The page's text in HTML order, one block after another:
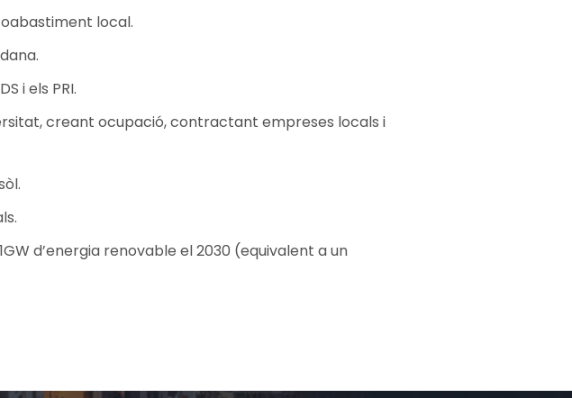
local.
i els PRI.
creant ocupació, contractant empreses locals i
d’energia renovable el 2030 (equivalent a un